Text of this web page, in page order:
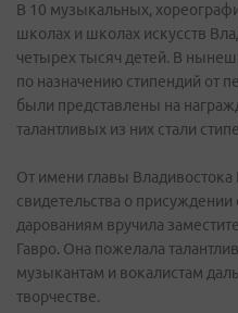
В 10 музыкальных,
школах и школах искусств
четырех тысяч детей. В
по назначению стипендий от
были представлены на
талантливых из них стали
От имени главы
свидетельства о
дарованиям вручила
Гавро. Она пожелала
музыкантам и вокалистам
творчестве.